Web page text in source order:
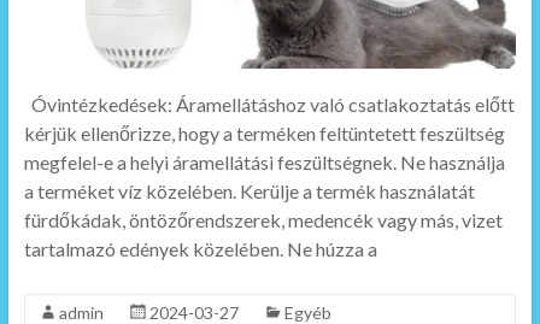
Óvintézkedések: Áramellátáshoz való csatlakoztatás előtt
kérjük ellenőrizze, hogy a terméken feltüntetett feszültség
megfelel-e a helyi áramellátási feszültségnek. Ne használja
a terméket víz közelében. Kerülje a termék használatát
fürdőkádak, öntözőrendszerek, medencék vagy más, vizet
tartalmazó edények közelében. Ne húzza a
admin 2024-03-27
Egyéb